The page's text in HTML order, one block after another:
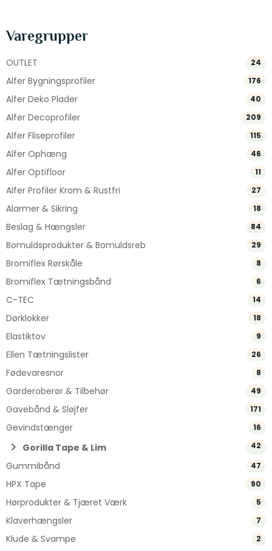
Varegrupper
OUTLET 24
Alfer Bygningsprofiler 176
Alfer Deko Plader 40
Alfer Decoprofiler 209
Alfer Fliseprofiler 115
Alfer Ophæng 46
Alfer Optifloor 11
Alfer Profiler Krom & Rustfri 27
Alarmer & Sikring 18
Beslag & Hængsler 84
Bomuldsprodukter & Bomuldsreb 29
Bromiflex Rørskåle 8
Bromiflex Tætningsbånd 6
C-TEC 14
Dørklokker 18
Elastiktov 9
Ellen Tætningslister 26
Fødevaresnor 8
Garderoberør & Tilbehør 49
Gavebånd & Sløjfer 171
Gevindstænger 16
chevron_right Gorilla Tape & Lim 42
Gummibånd 47
HPX Tape 90
Hørprodukter & Tjæret Værk 5
Klaverhængsler 7
Klude & Svampe 2